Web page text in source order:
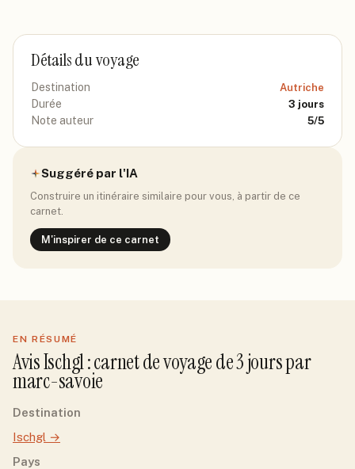
Détails du voyage
Destination Autriche
Durée 3 jours
Note auteur 5/5
Suggéré par l'IA
Construire un itinéraire similaire pour vous, à partir de ce
carnet.
M'inspirer de ce carnet
EN RÉSUMÉ
AvisIschgl: carnet de voyage de3jourspar
marc-savoie
Destination
Ischgl →
Pays